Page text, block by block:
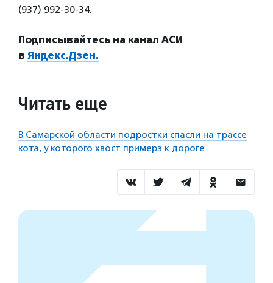
(937) 992-30-34.
Подписывайтесь на канал АСИ
в Яндекс.Дзен.
Читать еще
В Самарской области подростки спасли на трассе
кота, у которого хвост примерз к дороге